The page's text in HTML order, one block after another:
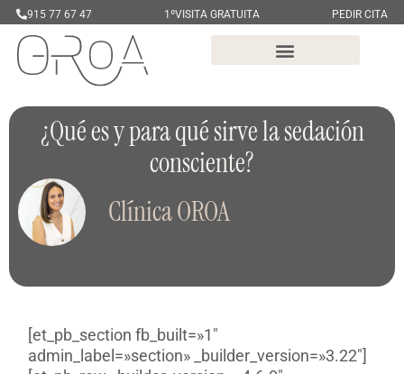
915 77 67 47 1ºVISITA GRATUITA PEDIR CITA
¿Qué es y para qué sirve la sedación
consciente?
Clínica OROA
[et_pb_section fb_built=»1″
admin_label=»section» _builder_version=»3.22″]